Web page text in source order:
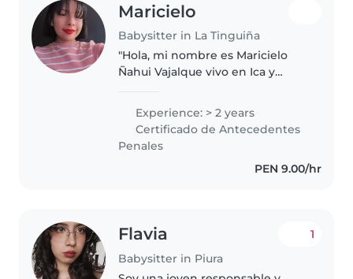
Maricielo
Babysitter in La Tinguiña
"Hola, mi nombre es Maricielo
Ñahui Vajalque vivo en Ica y
niños de 0 a 6 años . Me
considero una persona muy
paciente, creativa y, sobre todo,
Experience: > 2 years
Certificado de Antecedentes
Penales
PEN 9.00/hr
Flavia
Babysitter in Piura
1